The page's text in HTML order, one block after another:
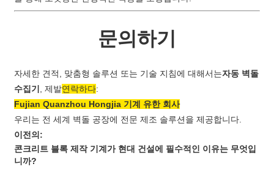
문의하기
자세한 견적, 맞춤형 솔루션 또는 기술 지침에 대해서는자동 벽돌
수집기
, 제발연락하다:
Fujian Quanzhou Hongjia 기계 유한 회사
우리는 전 세계 벽돌 공장에 전문 제조 솔루션을 제공합니다.
이전의:
콘크리트 블록 제작 기계가 현대 건설에 필수적인 이유는 무엇입
니까?